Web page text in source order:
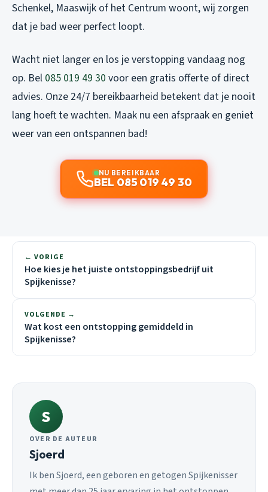
Schenkel, Maaswijk of het Centrum woont, wij zorgen
dat je bad weer perfect loopt.
Wacht niet langer en los je verstopping vandaag nog
op. Bel 085 019 49 30 voor een gratis offerte of direct
advies. Onze 24/7 bereikbaarheid betekent dat je nooit
lang hoeft te wachten. Maak nu een afspraak en geniet
weer van een ontspannen bad!
NU BEREIKBAAR
BEL 085 019 49 30
← VORIGE
Hoe kies je het juiste ontstoppingsbedrijf uit
Spijkenisse?
VOLGENDE →
Wat kost een ontstopping gemiddeld in
Spijkenisse?
S
OVER DE AUTEUR
Sjoerd
Ik ben Sjoerd, een geboren en getogen Spijkenisser